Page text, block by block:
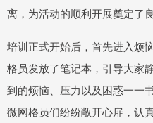
离，为活动的顺利开展奠定了良
培训正式开始后，首先进入烦
格员发放了笔记本，引导大家
到的烦恼、压力以及困惑一一
微网格员们纷纷敞开心扉，认